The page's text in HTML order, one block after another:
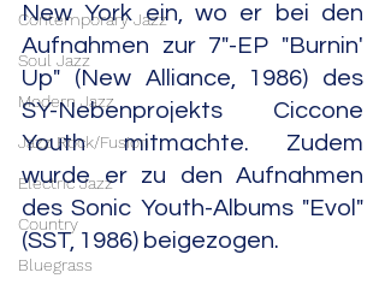
Contemporary Jazz
Soul Jazz
Modern Jazz
Jazz Rock/Fusion
Electric Jazz
Country
Bluegrass
New York ein, wo er bei den
Aufnahmen zur 7"-EP "Burnin'
Up" (New Alliance, 1986) des
SY-Nebenprojekts Ciccone
Youth mitmachte. Zudem
wurde er zu den Aufnahmen
des Sonic Youth-Albums "Evol"
(SST, 1986) beigezogen.